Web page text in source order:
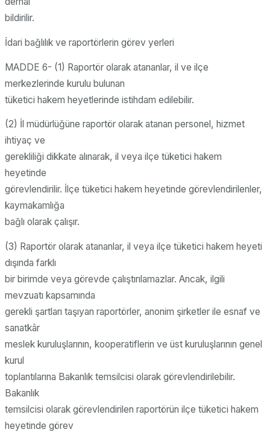
bildirilir.
İdari bağlılık ve raportörlerin görev yerleri
MADDE 6- (1) Raportör olarak atananlar, il ve ilçe
merkezlerinde kurulu bulunan
tüketici hakem heyetlerinde istihdam edilebilir.
(2) İl müdürlüğüne raportör olarak atanan personel, hizmet
ihtiyaç ve
gerekliliği dikkate alınarak, il veya ilçe tüketici hakem
heyetinde
görevlendirilir. İlçe tüketici hakem heyetinde görevlendirilenler,
kaymakamlığa
bağlı olarak çalışır.
(3) Raportör olarak atananlar, il veya ilçe tüketici hakem heyeti
dışında farklı
bir birimde veya görevde çalıştırılamazlar. Ancak, ilgili
mevzuatı kapsamında
gerekli şartları taşıyan raportörler, anonim şirketler ile esnaf ve
sanatkâr
meslek kuruluşlarının, kooperatiflerin ve üst kuruluşlarının genel
kurul
toplantılarına Bakanlık temsilcisi olarak görevlendirilebilir.
Bakanlık
temsilcisi olarak görevlendirilen raportörün ilçe tüketici hakem
heyetinde görev